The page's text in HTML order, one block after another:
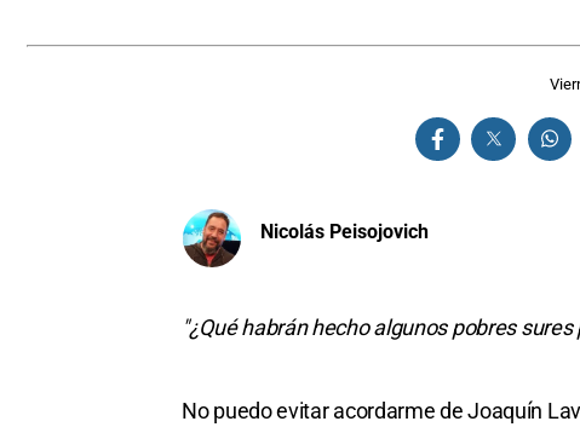
Nicolás Peisojovich
"¿Qué habrán hecho algunos pobres
No puedo evitar acordarme de Joaquín